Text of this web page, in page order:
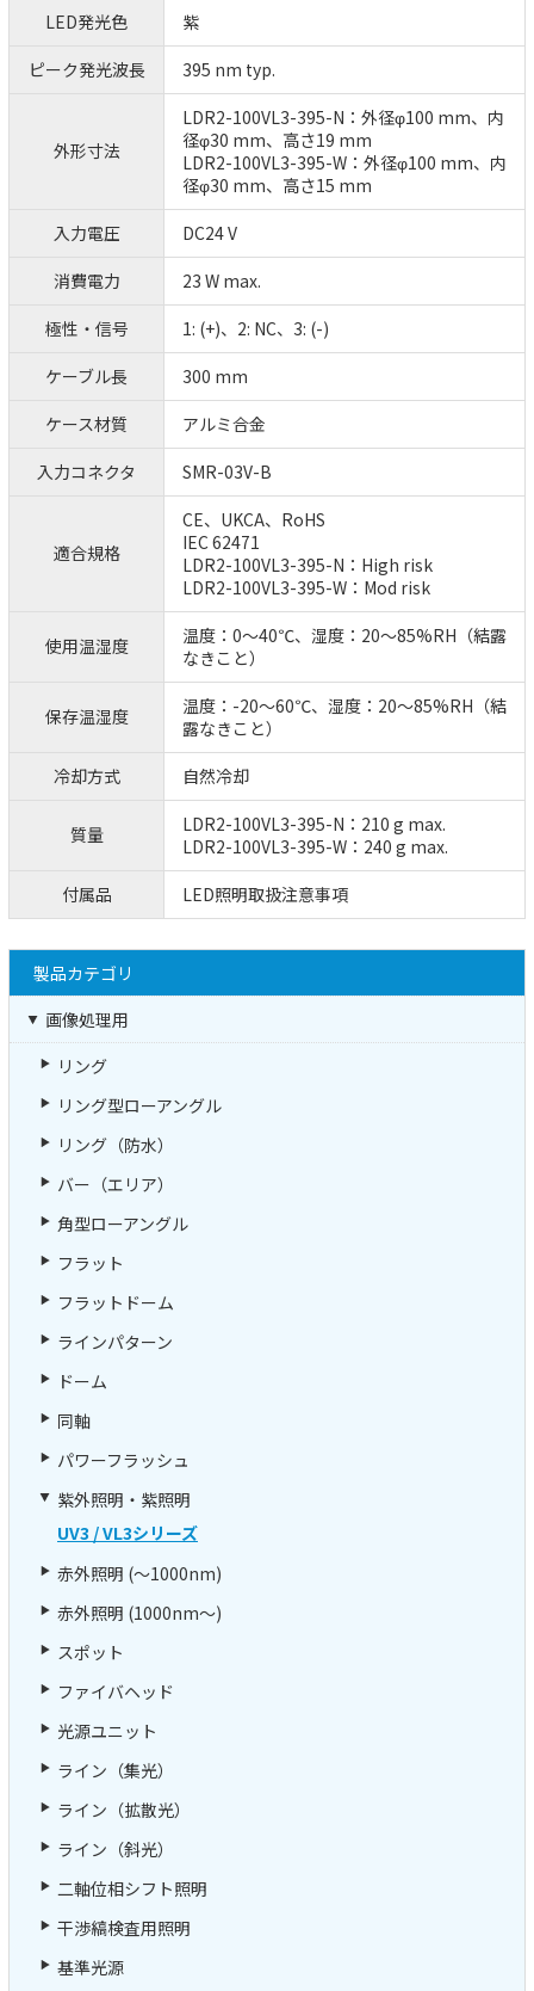
LED発光色
紫
ピーク発光波長
395 nm typ.
外形寸法
LDR2-100VL3-395-N：外径φ100 mm、内
径φ30 mm、高さ19 mm
LDR2-100VL3-395-W：外径φ100 mm、内
径φ30 mm、高さ15 mm
入力電圧
DC24 V
消費電力
23 W max.
極性・信号
1: (+)、2: NC、3: (-)
ケーブル長
300 mm
ケース材質
アルミ合金
入力コネクタ
SMR-03V-B
適合規格
CE、UKCA、RoHS
IEC 62471
LDR2-100VL3-395-N：High risk
LDR2-100VL3-395-W：Mod risk
使用温湿度
温度：0～40℃、湿度：20～85%RH（結露
なきこと）
保存温湿度
温度：-20～60℃、湿度：20～85%RH（結
露なきこと）
冷却方式
自然冷却
質量
LDR2-100VL3-395-N：210 g max.
LDR2-100VL3-395-W：240 g max.
付属品
LED照明取扱注意事項
製品カテゴリ
画像処理用
リング
リング型ローアングル
リング（防水）
バー（エリア）
角型ローアングル
フラット
フラットドーム
ラインパターン
ドーム
同軸
パワーフラッシュ
紫外照明・紫照明
UV3 / VL3シリーズ
赤外照明 (～1000nm)
赤外照明 (1000nm～)
スポット
ファイバヘッド
光源ユニット
ライン（集光）
ライン（拡散光）
ライン（斜光）
二軸位相シフト照明
干渉縞検査用照明
基準光源